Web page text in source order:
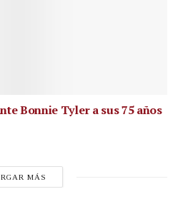
Bonnie Tyler a sus 75 años
MÁS